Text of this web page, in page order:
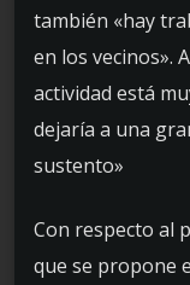
también «hay
en los vecinos».
actividad está
dejaría a una
sustento»
Con respecto al
que se propone